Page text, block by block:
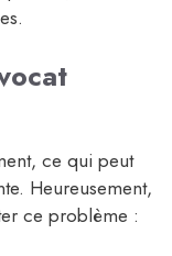
ce qui peut
Heureusement,
ce problème :